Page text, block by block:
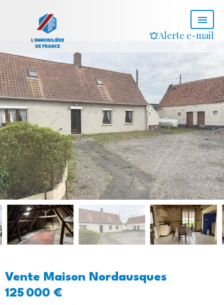
Alerte e-mail
Vente Maison Nordausques
125 000 €